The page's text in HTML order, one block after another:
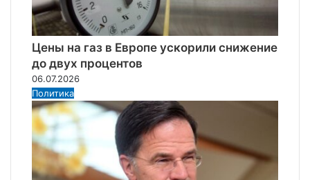
Цены на газ в Европе ускорили снижение
до двух процентов
06.07.2026
Политика